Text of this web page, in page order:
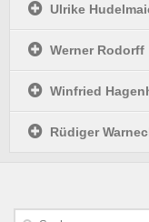
Ulrike
Werner Rodorff
Winfried
Rüdiger